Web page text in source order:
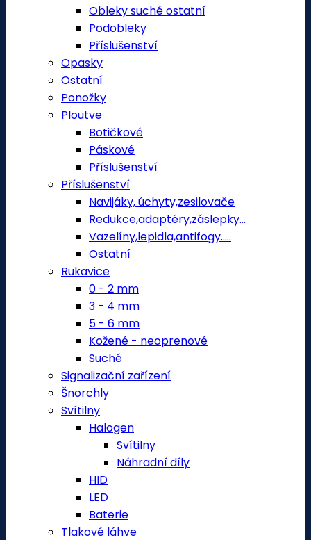
Obleky suché ostatní
Podobleky
Příslušenství
Opasky
Ostatní
Ponožky
Ploutve
Botičkové
Páskové
Příslušenství
Příslušenství
Navijáky, úchyty,zesilovače
Redukce,adaptéry,záslepky...
Vazelíny,lepidla,antifogy.....
Ostatní
Rukavice
0 - 2 mm
3 - 4 mm
5 - 6 mm
Kožené - neoprenové
Suché
Signalizační zařízení
Šnorchly
Svítilny
Halogen
Svítilny
Náhradní díly
HID
LED
Baterie
Tlakové láhve